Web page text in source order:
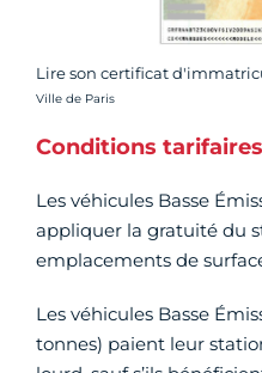
Lire son certificat
Crédit photo :
Ville de Paris
Conditions tarifaires
Les véhicules Basse
appliquer la gratuité du
emplacements de
Les véhicules Basse
tonnes) paient leur